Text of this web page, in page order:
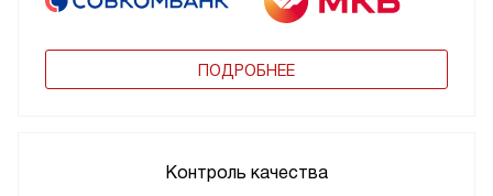
ПОДРОБНЕЕ
Контроль качества